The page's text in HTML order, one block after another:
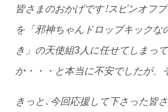
皆さまのおかげです！スピンオフ
を「邪神ちゃんドロップキックな
き」の天使組3人に任せてしまっ
か・・・と本当に不安でしたが、
きっと、今回応援して下さった皆